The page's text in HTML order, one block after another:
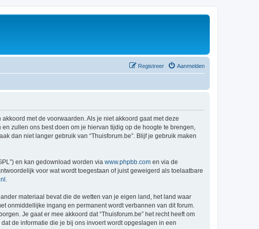
Aanmelden
Registreer
akkoord met de voorwaarden. Als je niet akkoord gaat met deze
zullen ons best doen om je hiervan tijdig op de hoogte te brengen,
dan niet langer gebruik van “Thuisforum.be”. Blijf je gebruik maken
en kan gedownload worden via www.phpbb.com en via de
voor wat wordt toegestaan of juist geweigerd als toelaatbare
materiaal bevat die de wetten van je eigen land, het land waar
onmiddellijke ingang en permanent wordt verbannen van dit forum.
Je gaat er mee akkoord dat “Thuisforum.be” het recht heeft om
de informatie die je bij ons invoert wordt opgeslagen in een